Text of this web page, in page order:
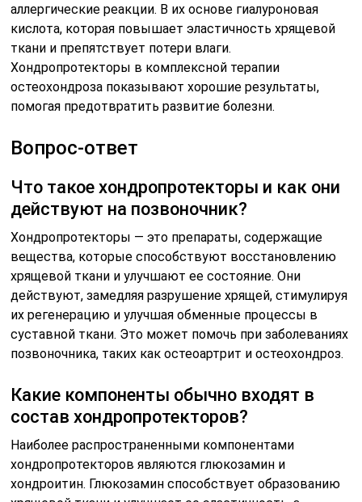
аллергические реакции. В их основе гиалуроновая
кислота, которая повышает эластичность хрящевой
ткани и препятствует потери влаги.
Хондропротекторы в комплексной терапии
остеохондроза показывают хорошие результаты,
помогая предотвратить развитие болезни.
Вопрос-ответ
Что такое хондропротекторы и как они
действуют на позвоночник?
Хондропротекторы — это препараты, содержащие
вещества, которые способствуют восстановлению
хрящевой ткани и улучшают ее состояние. Они
действуют, замедляя разрушение хрящей, стимулируя
их регенерацию и улучшая обменные процессы в
суставной ткани. Это может помочь при заболеваниях
позвоночника, таких как остеоартрит и остеохондроз.
Какие компоненты обычно входят в
состав хондропротекторов?
Наиболее распространенными компонентами
хондропротекторов являются глюкозамин и
хондроитин. Глюкозамин способствует образованию